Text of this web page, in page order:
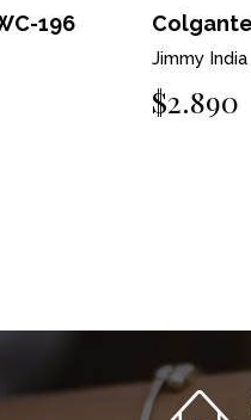
196
Jimmy India
$2.890